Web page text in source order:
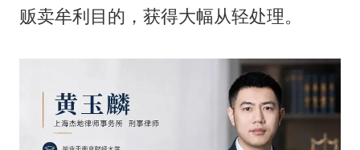
贩卖牟利目的，获得大幅从轻处理。